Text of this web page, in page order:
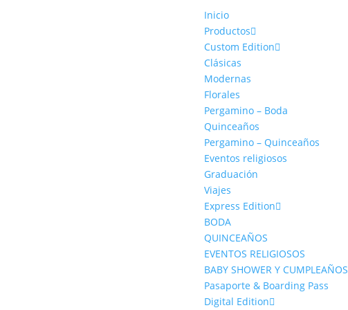
Inicio
Productos
Custom Edition
Clásicas
Modernas
Florales
Pergamino – Boda
Quinceaños
Pergamino – Quinceaños
Eventos religiosos
Graduación
Viajes
Express Edition
BODA
QUINCEAÑOS
EVENTOS RELIGIOSOS
BABY SHOWER Y CUMPLEAÑOS
Pasaporte & Boarding Pass
Digital Edition